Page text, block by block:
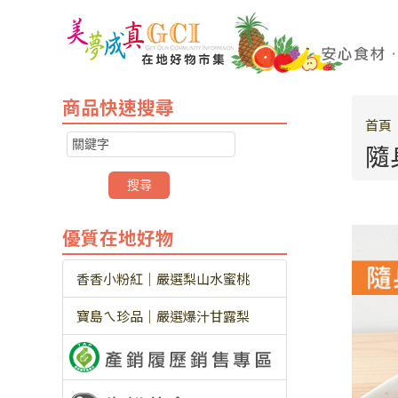
商品快速搜尋
優質在地好物
香香小粉紅｜嚴選梨山水蜜桃
寶島ㄟ珍品｜嚴選爆汁甘露梨
首頁